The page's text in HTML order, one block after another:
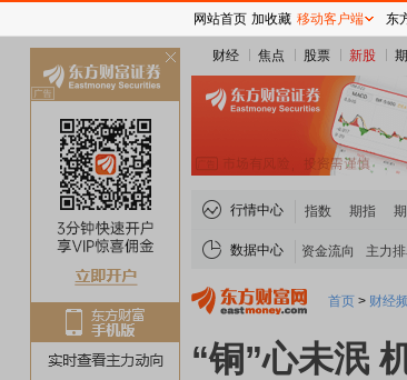
财经 焦点 股票 新股
行情中心 指数 期指
数据中心 资金流向 主力排
首页 > 财经
“铜”心未泯
网站首页 加收藏 移动客户端 东
关